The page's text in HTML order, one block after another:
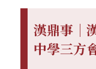
漢鼎事｜
中學三方